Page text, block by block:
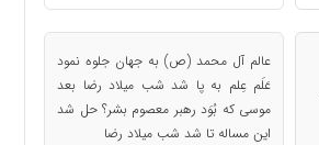
عالم آل محمد (ص) به جهان جلوه نمود
عَلَم عِلم به پا شد شب میلاد رضا بعد
موسی که بُوَد رهبر معصوم بشر؟ حل شد
این مساله تا شد شب میلاد رضا